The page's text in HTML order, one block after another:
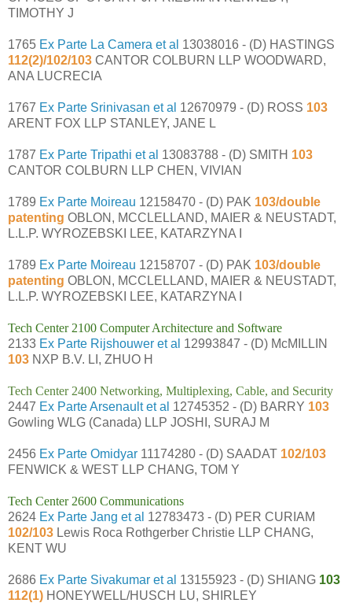
TIMOTHY J
1765 Ex Parte La Camera et al 13038016 - (D) HASTINGS
112(2)/102/103 CANTOR COLBURN LLP WOODWARD,
ANA LUCRECIA
1767 Ex Parte Srinivasan et al 12670979 - (D) ROSS 103
ARENT FOX LLP STANLEY, JANE L
1787 Ex Parte Tripathi et al 13083788 - (D) SMITH 103
CANTOR COLBURN LLP CHEN, VIVIAN
1789 Ex Parte Moireau 12158470 - (D) PAK 103/double
patenting OBLON, MCCLELLAND, MAIER & NEUSTADT,
L.L.P. WYROZEBSKI LEE, KATARZYNA I
1789 Ex Parte Moireau 12158707 - (D) PAK 103/double
patenting OBLON, MCCLELLAND, MAIER & NEUSTADT,
L.L.P. WYROZEBSKI LEE, KATARZYNA I
Tech Center 2100 Computer Architecture and Software
2133 Ex Parte Rijshouwer et al 12993847 - (D) McMILLIN
103 NXP B.V. LI, ZHUO H
Tech Center 2400 Networking, Multiplexing, Cable, and Security
2447 Ex Parte Arsenault et al 12745352 - (D) BARRY 103
Gowling WLG (Canada) LLP JOSHI, SURAJ M
2456 Ex Parte Omidyar 11174280 - (D) SAADAT 102/103
FENWICK & WEST LLP CHANG, TOM Y
Tech Center 2600 Communications
2624 Ex Parte Jang et al 12783473 - (D) PER CURIAM
102/103 Lewis Roca Rothgerber Christie LLP CHANG,
KENT WU
2686 Ex Parte Sivakumar et al 13155923 - (D) SHIANG 103
112(1) HONEYWELL/HUSCH LU, SHIRLEY